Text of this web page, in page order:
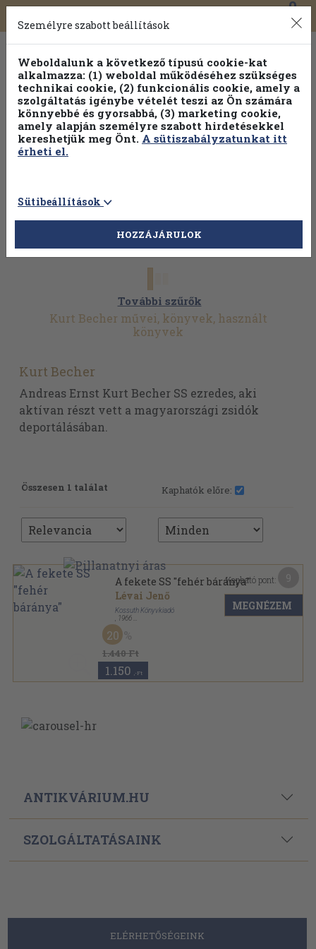
Toggle
navigation
0
Válogasson több mint 30 000 kötet közül
Hobbi témakörökben20% kedvezménnyel!
További szűrők
Kurt Becher művei, könyvek, használt
könyvek
Kurt Becher
Andreas Ernst Kurt Becher SS ezredes, aki
aktívan részt vett a magyarországi zsidók
deportálásában.
Összesen 1 találat Kaphatók előre:
A fekete SS "fehér báránya"
Lévai Jenő
Kossuth Könyvkiadó
1966
Fűzött papírkötés
1.440 Ft
20
1.150 ,-Ft
Kapható pont:
MEGNÉZEM
ANTIKVÁRIUM.HU
SZOLGÁLTATÁSAINK
ELÉRHETŐSÉGEINK
Személyre szabott beállítások
Weboldalunk a következő típusú cookie-kat
alkalmazza: (1) weboldal működéséhez szükséges
technikai cookie, (2) funkcionális cookie, amely a
szolgáltatás igénybe vételét teszi az Ön számára
könnyebbé és gyorsabbá, (3) marketing cookie,
amely alapján személyre szabott hirdetésekkel
kereshetjük meg Önt. A sütiszabályzatunkat itt
érheti el.
Sütibeállítások
HOZZÁJÁRULOK